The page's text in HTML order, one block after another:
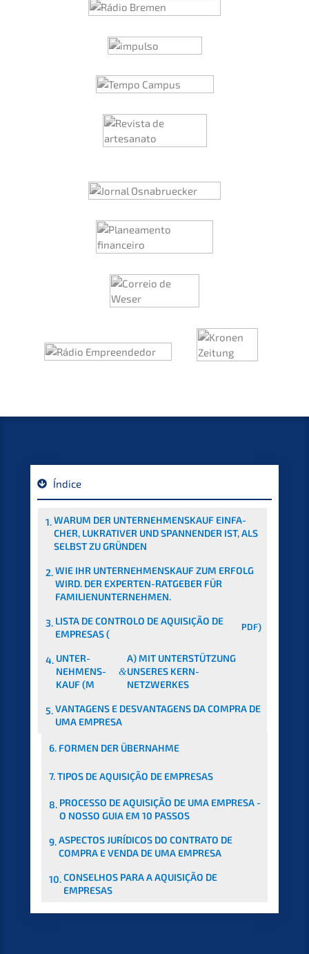
Índice
1.WARUM DER UNTER­NEHMENS­KAUF EINFA­
CHER, LUKRA­TI­VER UND SPANNEN­DER IST, ALS
SELBST ZU GRÜNDEN
2.WIE IHR UNTER­NEHMENS­KAUF ZUM ERFOLG
WIRD. DER EXPER­TEN-RATGE­BER FÜR
FAMILIENUNTERNEHMEN.
3. LISTA DE CONTRO­LO DE AQUISI­ÇÃO DE
EMPRE­SAS (
PDF)
4. UNTER­
NEHMENS­
KAUF (M
&
A) MIT UNTER­STÜT­ZUNG
UNSERES KERN-
NETZWERKES
5.VANTA­GENS E DESVAN­TA­GENS DA COMPRA DE
UMA EMPRESA
6. FORMEN DER ÜBERNAHME
7.TIPOS DE AQUISI­ÇÃO DE EMPRESAS
8. PROCES­SO DE AQUISI­ÇÃO DE UMA EMPRE­SA -
O NOSSO GUIA EM 10 PASSOS
9.ASPEC­TOS JURÍD­ICOS DO CONTRA­TO DE
COMPRA E VENDA DE UMA EMPRESA
10.CONSEL­HOS PARA A AQUISI­ÇÃO DE
EMPRESAS